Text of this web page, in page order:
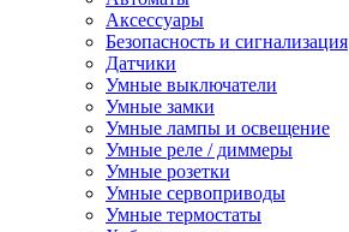
Аксессуары
Безопасность и сигнализация
Датчики
Умные выключатели
Умные замки
Умные лампы и освещение
Умные реле / диммеры
Умные розетки
Умные сервоприводы
Умные термостаты